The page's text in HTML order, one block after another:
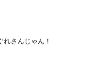
さんじゃん！